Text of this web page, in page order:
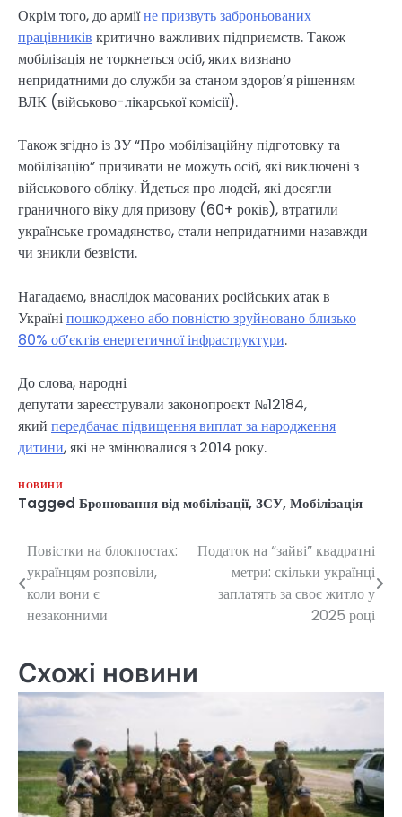
Окрім того, до арміїне призвуть заброньованих
працівників критично важливих підприємств. Також
мобілізація не торкнеться осіб, яких визнано
непридатними до служби за станом здоров’я рішенням
ВЛК (військово-лікарської комісії).
Також згідно із ЗУ “Про мобілізаційну підготовку та
мобілізацію” призивати не можуть осіб, які виключені з
військового обліку. Йдеться про людей, які досягли
граничного віку для призову (60+ років), втратили
українське громадянство, стали непридатними назавжди
чи зникли безвісти.
Нагадаємо, внаслідок масованих російських атак в
Україніпошкоджено або повністю зруйновано близько
80% об’єктів енергетичної інфраструктури.
До слова, народні
депутати зареєстрували законопроєкт №12184,
який передбачає підвищення виплат за народження
дитини, які не змінювалися з 2014 року.
НОВИНИ
Tagged Бронювання від мобілізації, ЗСУ, Мобілізація
Навігація
записів
Повістки на блокпостах:
українцям розповіли,
коли вони є
незаконними
Податок на “зайві” квадратні
метри: скільки українці
заплатять за своє житло у
2025 році
Схожі новини